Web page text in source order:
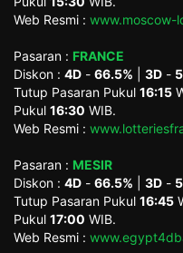
Web Resmi : www.moscow-
Pasaran : FRANCE
Diskon : 4D - 66.5% 3D -
Tutup Pasaran Pukul 16:15
Pukul 16:30 WIB.
Web Resmi :
Pasaran : MESIR
Diskon : 4D - 66.5% 3D -
Tutup Pasaran Pukul 16:45
Pukul 17:00 WIB.
Web Resmi :